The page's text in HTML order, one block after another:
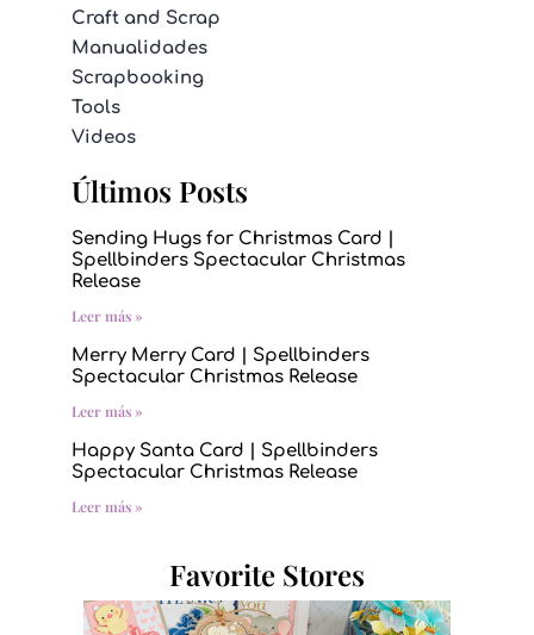
Craft and Scrap
Manualidades
Scrapbooking
Tools
Videos
Últimos Posts
Sending Hugs for Christmas Card |
Spellbinders Spectacular Christmas
Release
Leer más »
Merry Merry Card | Spellbinders
Spectacular Christmas Release
Leer más »
Happy Santa Card | Spellbinders
Spectacular Christmas Release
Leer más »
Favorite Stores